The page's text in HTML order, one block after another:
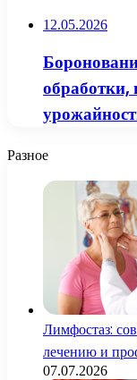
12.05.2026
обработки,
Разное
Лимфостаз:
лечению и
07.07.2026